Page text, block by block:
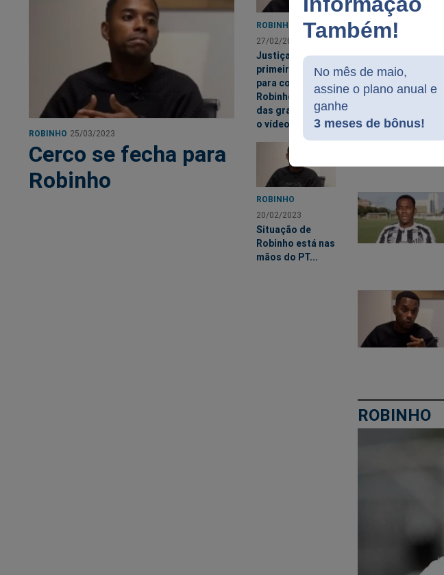
Também!
No mês de maio,
assine o plano anual e
ganhe
3 meses de bônus!
ROBINHO 25/03/2023
Cerco se fecha para
Robinho
ROBINHO
27/02/2023
Justiça dá
primeiro passo
para colocar
Robinho atrás
das grades (veja
o vídeo)
ROBINHO
20/02/2023
Situação de
Robinho está nas
mãos do PT...
definir
Robinho
ROBINHO